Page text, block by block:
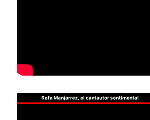
Rafa Manjarrez, el cantautor sentimental